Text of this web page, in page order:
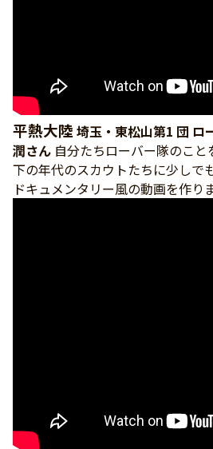
平熱大陸 埼玉・東松山第1 団
潤さん 自分たちローバー隊のこ
下の年代のスカウトたちに少しで
ドキュメンタリー風の動画を作り